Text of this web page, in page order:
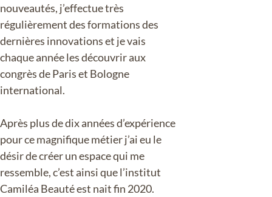
nouveautés, j’effectue très
régulièrement des formations des
dernières innovations et je vais
chaque année les découvrir aux
congrès de Paris et Bologne
international.
Après plus de dix années d’expérience
pour ce magnifique métier j’ai eu le
désir de créer un espace qui me
ressemble, c’est ainsi que l’institut
Camiléa Beauté est nait fin 2020.